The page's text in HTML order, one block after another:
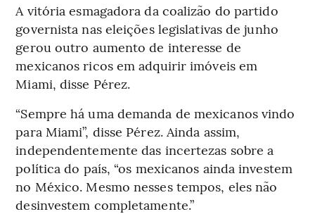
A vitória esmagadora da coalizão do partido
governista nas eleições legislativas de junho
gerou outro aumento de interesse de
mexicanos ricos em adquirir imóveis em
Miami, disse Pérez.
“Sempre há uma demanda de mexicanos vindo
para Miami”, disse Pérez. Ainda assim,
independentemente das incertezas sobre a
política do país, “os mexicanos ainda investem
no México. Mesmo nesses tempos, eles não
desinvestem completamente.”